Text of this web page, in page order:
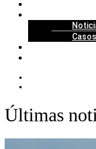
Últimas